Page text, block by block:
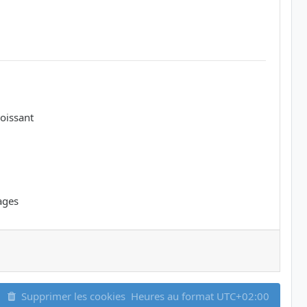
Supprimer les cookies Heures au format UTC+02:00